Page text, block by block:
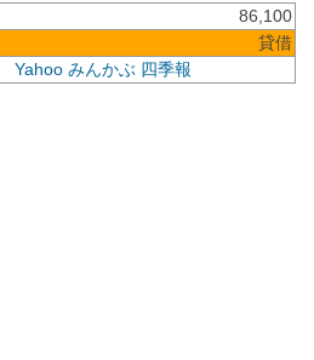
86,100
貸借
Yahoo みんかぶ 四季報